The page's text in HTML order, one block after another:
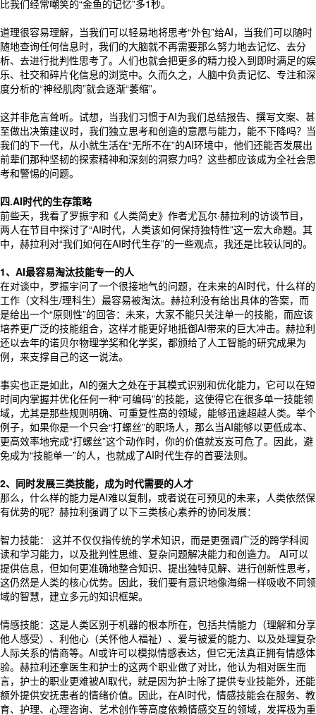
比我们经常嘲笑的“金鱼的记忆”多1秒。
道理很容易理解，当我们可以轻易地将思考“外包”给AI，当我们可以随时
随地查询任何信息时，我们的大脑就不再需要那么努力地去记忆、去分
析、去进行批判性思考了。人们也就会把更多的精力投入到即时满足的娱
乐、社交和碎片化信息的浏览中。久而久之，人脑中负责记忆、专注和深
度分析的“神经肌肉”就会逐渐“萎缩”。
这并非危言耸听。试想，当我们习惯于AI为我们总结报告、撰写文案、甚
至做出决策建议时，我们独立思考和创造的意愿与能力，能不下降吗？当
我们的下一代，从小就生活在“无所不在”的AI环境中，他们还能否发展出
前辈们那种坚韧的探索精神和深刻的洞察力吗？这些都应该成为全社会思
考和警惕的问题。
四.AI时代的生存策略
前些天，我看了罗振宇和《人类简史》作者尤瓦尔·赫拉利的访谈节目，
两人在节目中探讨了“AI时代，人类该如何保持独特性”这一宏大命题。其
中，赫拉利对“我们如何在AI时代生存”的一些观点，我还是比较认同的。
1、AI最容易淘汰技能专一的人
在对谈中，罗振宇问了一个很接地气的问题，在未来的AI时代，什么样的
工作（文科生/理科生）最容易被淘汰。赫拉利没有给出具体的答案，而
是给出一个“原则性”的回答：未来，大家不能只关注单一的技能，而应该
培养更广泛的技能组合，这样才能更好地抵御AI带来的巨大冲击。赫拉利
还以去年的诺贝尔物理学奖和化学奖，都颁给了人工智能的研究成果为
例，来支撑自己的这一说法。
事实也正是如此，AI的强大之处在于其模式识别和优化能力，它可以在短
时间内掌握并优化任何一种“可编码”的技能，这使得它在很多单一技能领
域，尤其是那些规则明确、可重复性高的领域，能够迅速超越人类。举个
例子，如果你是一个只会“打螺丝”的职场人，那么当AI能够以更低成本、
更高效率地完成“打螺丝”这个动作时，你的价值就岌岌可危了。因此，避
免成为“技能单一”的人，也就成了AI时代生存的首要法则。
2、同时发展三类技能，成为时代需要的人才
那么，什么样的能力是AI难以复制，或者说在可预见的未来，人类依然保
有优势的呢？赫拉利强调了以下三类核心素养的协同发展：
智力技能： 这并不仅仅指传统的学术知识，而是更强调广泛的跨学科阅
读和学习能力，以及批判性思维、复杂问题解决能力和创造力。 AI可以
提供信息，但如何更准确地整合知识、提出独特见解、进行创新性思考，
这仍然是人类的核心优势。因此，我们要有意识地像海绵一样吸收不同领
域的智慧，建立多元的知识框架。
情感技能：这是人类区别于机器的根本所在，包括共情能力（理解和分享
他人感受）、利他心（关怀他人福祉）、爱与被爱的能力、以及处理复杂
人际关系的情商等。AI或许可以模拟情感表达，但它无法真正拥有情感体
验。赫拉利还拿医生和护士的这两个职业做了对比，他认为相对医生而
言，护士的职业更难被AI取代，就是因为护士除了提供专业技能外，还能
额外提供安抚患者的情绪价值。因此，在AI时代，情感技能会在服务、教
育、护理、心理咨询、艺术创作等高度依赖情感交互的领域，发挥极为重